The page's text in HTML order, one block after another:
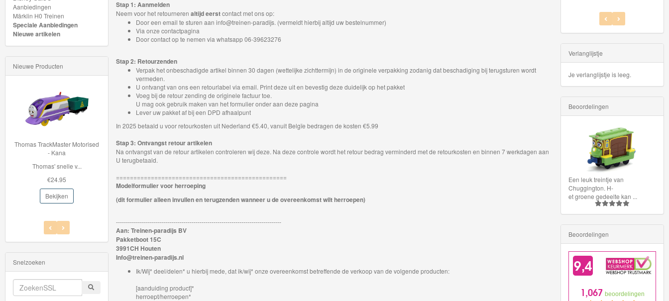
Thomas
Trackmaster
motorized
Thomas
Trackmaster
Push
Along
Thomas
trein
Thomas
Adventures
Thomas
de
Trein
Accessoires
Stap 1: Aanmelden
Neem voor het retournerenaltijd eerstcontact met ons op:
Door een email te sturen aan info@treinen-paradijs. (vermeldt hierbij altijd uw bestelnummer)
Via onzecontactpagina
Door contact op te nemen via whatsapp 06-39623276
Stap 2: Retourzenden
Verpak het onbeschadigde artikel binnen 30 dagen (wettelijke zichttermijn) in de originele verpakking zodanig dat beschadiging bij terugsturen wordt
vermeden.
U ontvangt van ons een retourlabel via email. Print deze uit en bevestig deze duidelijk op het pakket
Voeg bij de retour zending de originele factuur toe.
U mag ook gebruik maken van het formulier onder aan deze pagina
Lever uw pakket af bij een DPD afhaalpunt
In 2025 betaald u voor retourkosten uit Nederland €5.40, vanuit Belgïe bedragen de kosten €5.99
Stap 3: Ontvangst retour artikelen
Na ontvangst van de retour artikelen controleren wij deze. Na deze controle wordt het retour bedrag verminderd met de retourkosten en binnen 7 werkdagen aan
U terugbetaald.
=================================================
Modelformulier voor herroeping
(dit formulier alleen invullen en terugzenden wanneer u de overeenkomst wilt herroepen)
-----------------------------------------------------------------------------------
Aan: Treinen-paradijs BV
Pakketboot 15C
3991CH Houten
Info@treinen-paradijs.nl
Ik/Wij* deel/delen* u hierbij mede, dat ik/wij* onze overeenkomst betreffende de verkoop van de volgende producten:
[aanduiding product]*
herroept/herroepen*
Aanbiedingen
Märklin H0 Treinen
Speciale Aanbiedingen
Nieuwe artikelen
Nieuwe Producten
Thomas TrackMaster Motorised
- Kana
Thomas' snelle v...
€24.95
Bekijken
Snelzoeken
Verlanglijstje
Je verlanglijstje is leeg.
Beoordelingen
Een leuk treintje van
Chuggington. H-
et groene gedeelte kan ...
Beoordelingen